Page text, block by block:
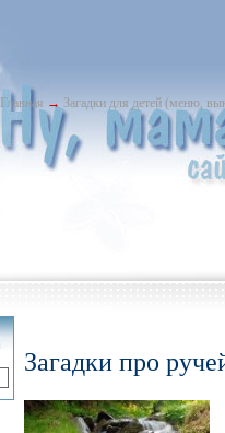
Главная → Загадки для детей (меню,
Загадки про